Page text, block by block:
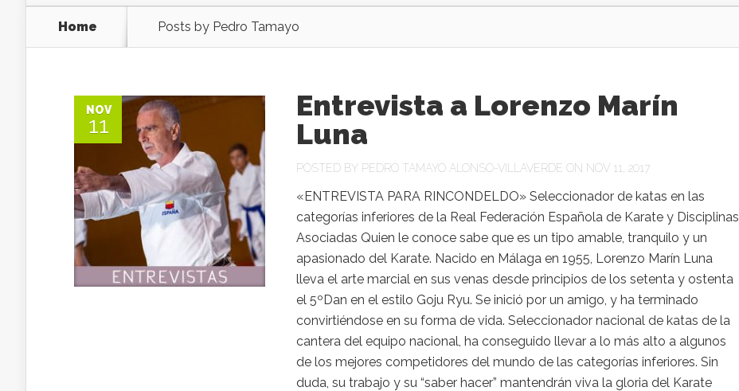
Home Posts by Pedro Tamayo
NOV
11
Entrevista a Lorenzo Marín
Luna
POSTED BY PEDRO TAMAYO ALONSO-VILLAVERDE ON NOV 11, 2017
«ENTREVISTA PARA RINCONDELDO» Seleccionador de katas en las
categorías inferiores de la Real Federación Española de Karate y Disciplinas
Asociadas Quien le conoce sabe que es un tipo amable, tranquilo y un
apasionado del Karate. Nacido en Málaga en 1955, Lorenzo Marín Luna
lleva el arte marcial en sus venas desde principios de los setenta y ostenta
el 5ºDan en el estilo Goju Ryu. Se inició por un amigo, y ha terminado
convirtiéndose en su forma de vida. Seleccionador nacional de katas de la
cantera del equipo nacional, ha conseguido llevar a lo más alto a algunos
de los mejores competidores del mundo de las categorías inferiores. Sin
duda, su trabajo y su “saber hacer” mantendrán viva la gloria del Karate